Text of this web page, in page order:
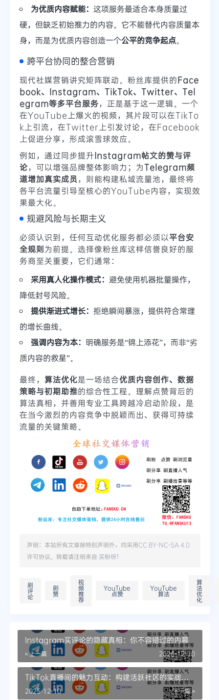
为优质内容赋能： 这项服务最适合本身质量过
硬，但缺乏初始推力的内容。它不能替代内容质量本
身，而是为优质内容创造一个公平的竞争起点。
跨平台协同的整合营销
现代社媒营销讲究矩阵联动。粉丝库提供的Face
book、Instagram、TikTok、Twitter、Tel
egram等多平台服务，正是基于这一逻辑。一个
在YouTube上爆火的视频，其片段可以在TikTo
k上引流，在Twitter上引发讨论，在Facebook
上促进分享，形成滚雪球效应。
例如，通过同步提升Instagram帖文的赞与评
论，可以增强品牌整体影响力；为Telegram频
道增加真实成员 ，则能构建私域流量池，最终将
各平台流量引导至核心的YouTube内容，实现效
果最大化。
规避风险与长期主义
必须认识到，任何互动优化服务都必须以平台安
全规则为前提。选择像粉丝库这样信誉良好的服
务商至关重要，它们通常：
采用真人化操作模式： 避免使用机器批量操作，
降低封号风险。
提供渐进式增长： 拒绝瞬间暴涨，提供符合常理
的增长曲线。
强调内容为本： 明确服务是“锦上添花”，而非“劣
质内容的救星”。
最终， 算法优化是一场结合优质内容创作、数据
策略与初期助推的综合性工程。理解点赞背后的
算法真相，并善用专业工具跨越冷启动阶段，是
在当今激烈的内容竞争中脱颖而出、获得可持续
流量的关键策略。
声明：本站所有文章除特别声明外，均采用CC BY-NC-SA 4.0
许可协议。转载请注明来自 买粉呀！
刷
评
论
刷
赞
视
频
推
荐
YouTube
点赞
YouTube
算法
算
法
优
化
Instagram买评论的隐藏真相：你不容错过的内幕
« 上一篇 2025-12-10
TikTok直播间的魅力互动：构建活跃社区的实战与
策略
下一篇 »
2025-12-10